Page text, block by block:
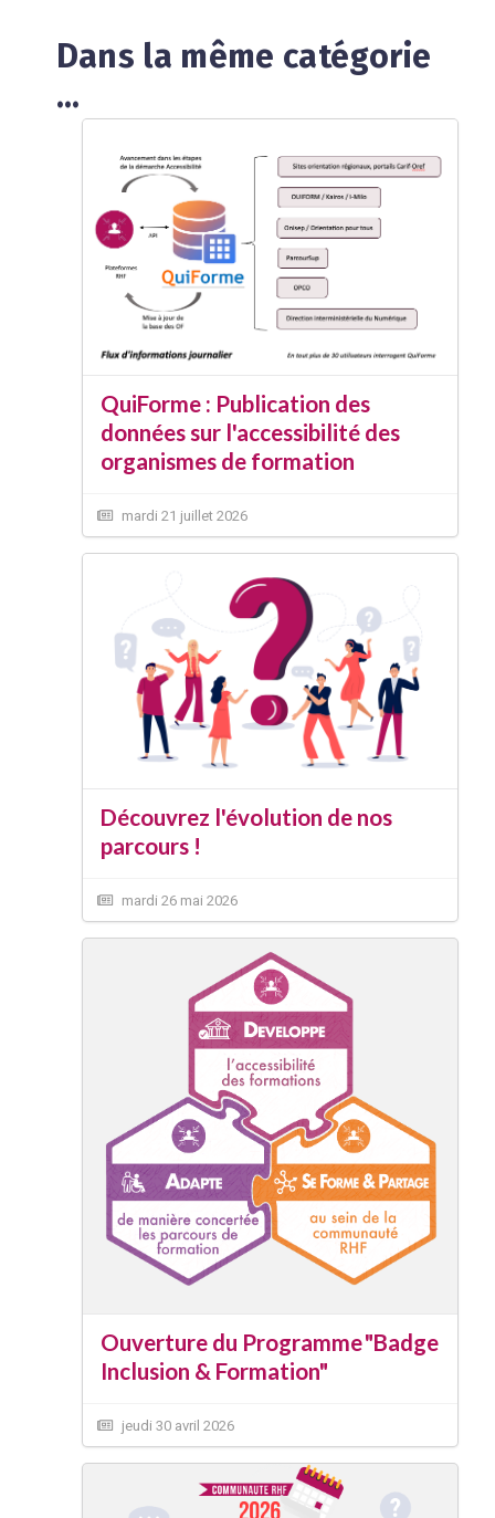
Dans la même catégorie
...
QuiForme : Publication des
données sur l'accessibilité des
organismes de formation
mardi 21 juillet 2026
Découvrez l'évolution de nos
parcours !
mardi 26 mai 2026
Ouverture du Programme "Badge
Inclusion & Formation"
jeudi 30 avril 2026